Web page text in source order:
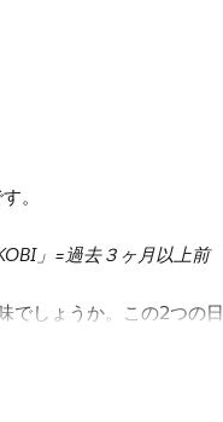
。
」=過去３ヶ月以上前
でしょうか。この2つの日
るので何かしらの継続